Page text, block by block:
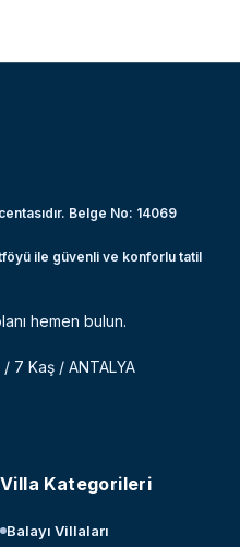
Belge No: 14069
ile güvenli ve konforlu tatil
hemen bulun.
7 Kaş / ANTALYA
Villa Kategorileri
Balayı Villaları